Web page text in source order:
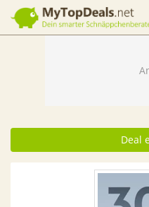
Dein smarter Schnäppchenberater
Deal